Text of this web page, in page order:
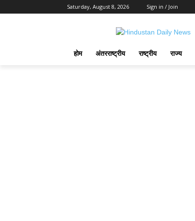
Saturday, August 8, 2026 Sign in / Join
होम अंतरराष्ट्रीय राष्ट्रीय राज्य